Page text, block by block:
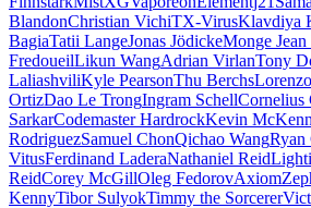
BlandonChristian VichiTX-VirusKlavdiya
BagiaTatii LangeJonas JödickeMonge
FredoueilLikun WangAdrian VirlanTony
LaliashviliKyle PearsonThu Berchs
OrtizDao Le TrongIngram SchellCornelius
SarkarCodemaster HardrockKevin
RodriguezSamuel ChonQichao WangRyan
VitusFerdinand LaderaNathaniel Reid
ReidCorey McGillOleg FedorovAxiom
KennyTibor SulyokTimmy the Sorcerer